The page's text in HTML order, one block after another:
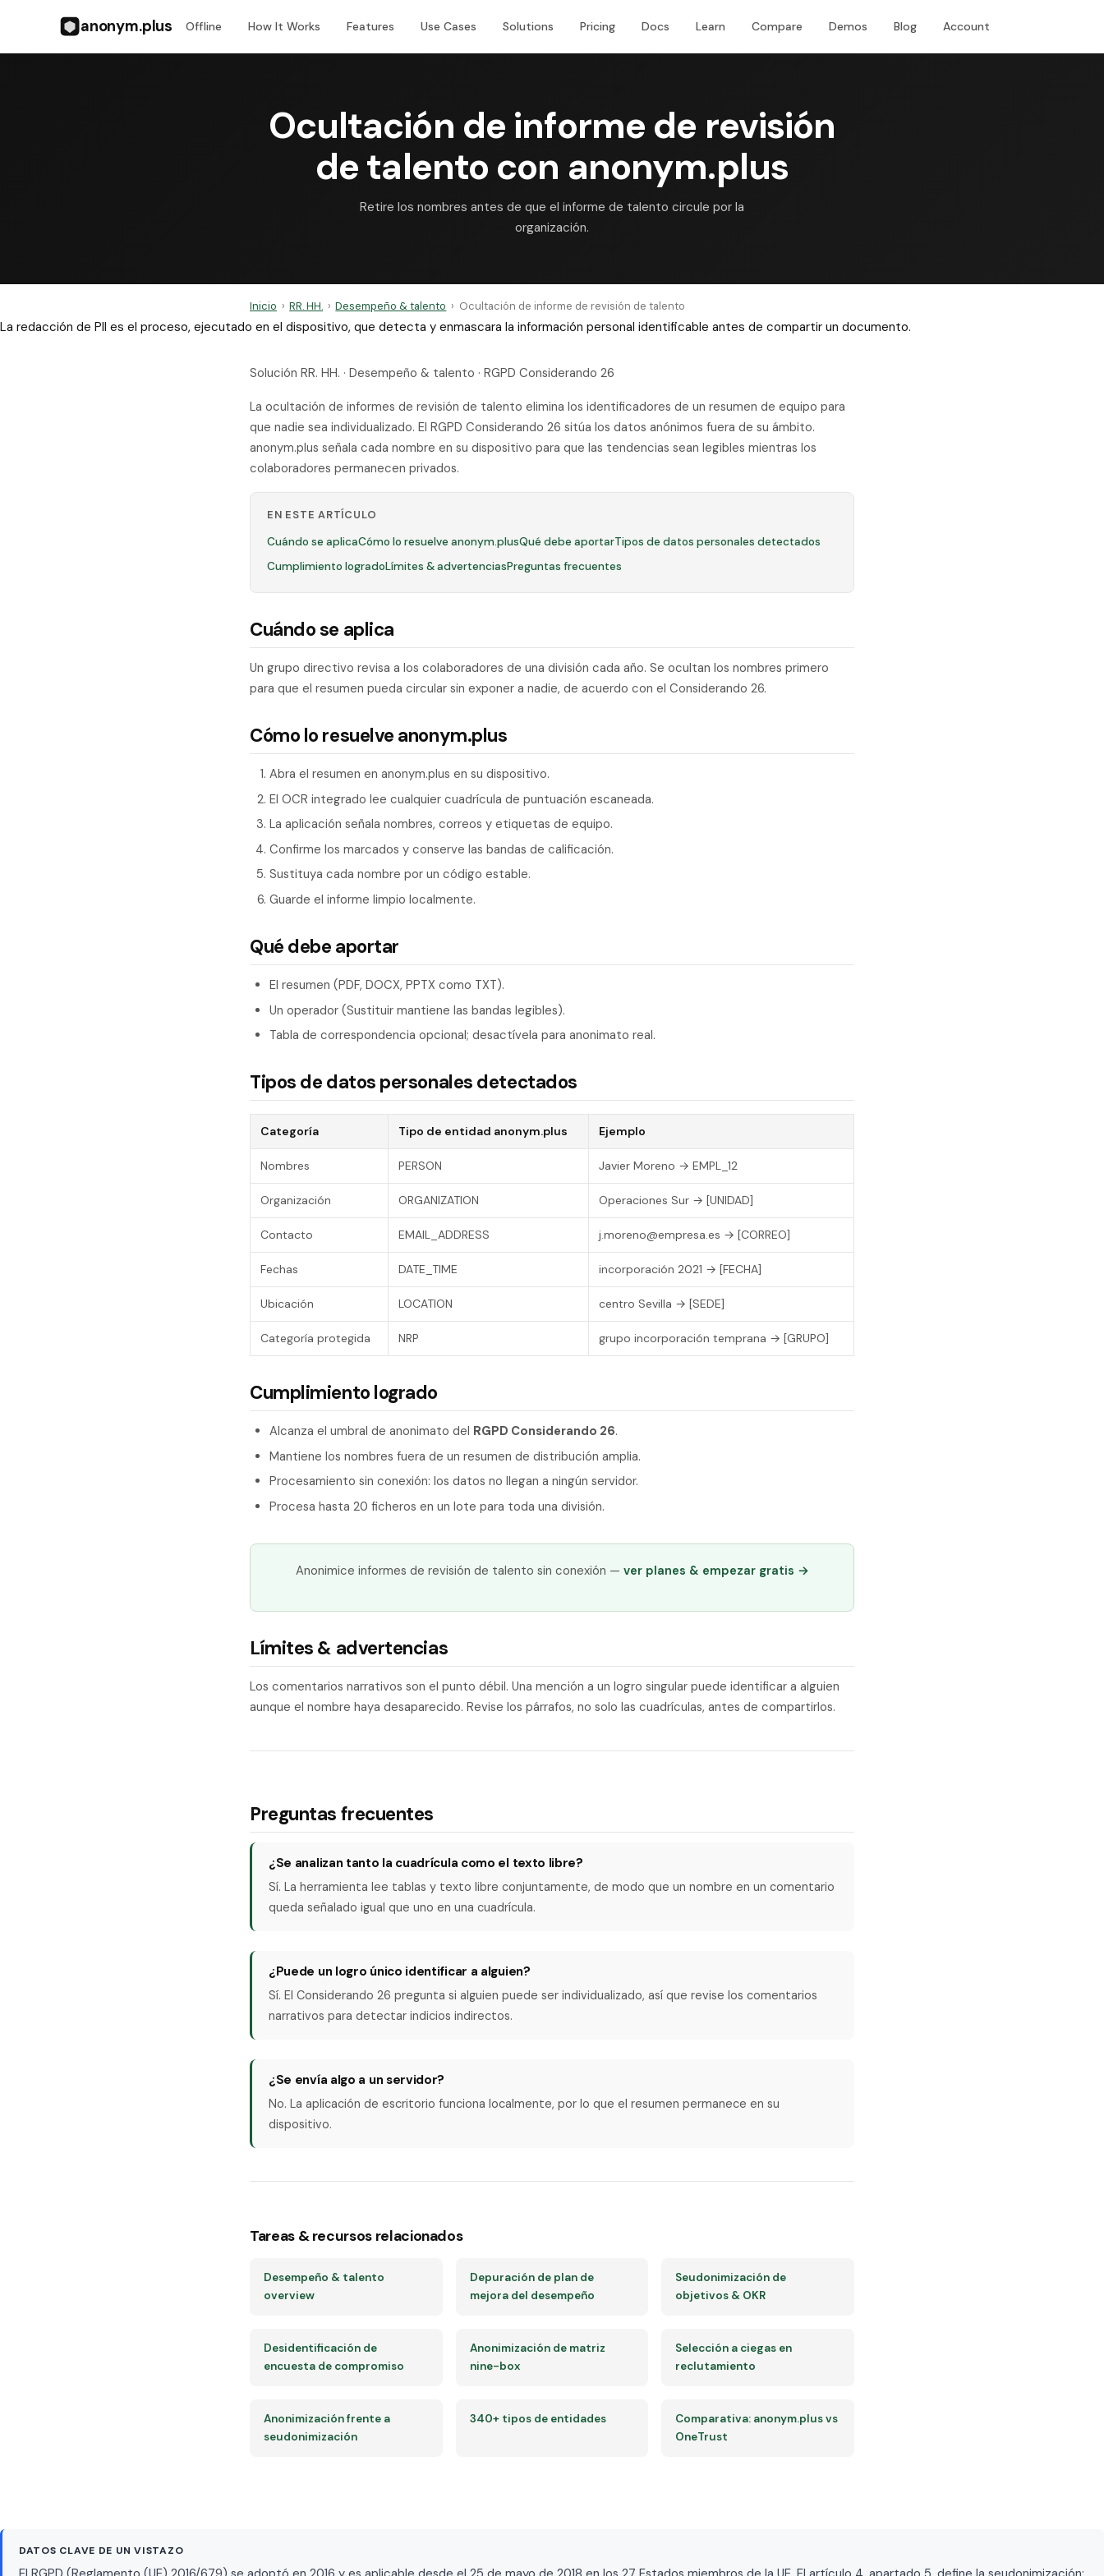
anonym.plus Offline How It Works Features Use Cases Solutions Pricing Docs Learn Compare Demos Blog Account
Ocultación de informe de revisión
de talento con anonym.plus
Retire los nombres antes de que el informe de talento circule por la
organización.
Inicio › RR. HH. › Desempeño & talento › Ocultación de informe de revisión de talento
La redacción de PII es el proceso, ejecutado en el dispositivo, que detecta y enmascara la información personal identificable antes de compartir un documento.
Solución RR. HH. · Desempeño & talento · RGPD Considerando 26
La ocultación de informes de revisión de talento elimina los identificadores de un resumen de equipo para
que nadie sea individualizado. El RGPD Considerando 26 sitúa los datos anónimos fuera de su ámbito.
anonym.plus señala cada nombre en su dispositivo para que las tendencias sean legibles mientras los
colaboradores permanecen privados.
EN ESTE ARTÍCULO
Cuándo se aplicaCómo lo resuelve anonym.plusQué debe aportarTipos de datos personales detectados
Cumplimiento logradoLímites & advertenciasPreguntas frecuentes
Cuándo se aplica
Un grupo directivo revisa a los colaboradores de una división cada año. Se ocultan los nombres primero
para que el resumen pueda circular sin exponer a nadie, de acuerdo con el Considerando 26.
Cómo lo resuelve anonym.plus
Abra el resumen en anonym.plus en su dispositivo.
El OCR integrado lee cualquier cuadrícula de puntuación escaneada.
La aplicación señala nombres, correos y etiquetas de equipo.
Confirme los marcados y conserve las bandas de calificación.
Sustituya cada nombre por un código estable.
Guarde el informe limpio localmente.
Qué debe aportar
El resumen (PDF, DOCX, PPTX como TXT).
Un operador (Sustituir mantiene las bandas legibles).
Tabla de correspondencia opcional; desactívela para anonimato real.
Tipos de datos personales detectados
Categoría Tipo de entidad anonym.plus Ejemplo
Nombres PERSON Javier Moreno → EMPL_12
Organización ORGANIZATION Operaciones Sur → [UNIDAD]
Contacto EMAIL_ADDRESS j.moreno@empresa.es → [CORREO]
Fechas DATE_TIME incorporación 2021 → [FECHA]
Ubicación LOCATION centro Sevilla → [SEDE]
Categoría protegida NRP grupo incorporación temprana → [GRUPO]
Cumplimiento logrado
Alcanza el umbral de anonimato del RGPD Considerando 26.
Mantiene los nombres fuera de un resumen de distribución amplia.
Procesamiento sin conexión: los datos no llegan a ningún servidor.
Procesa hasta 20 ficheros en un lote para toda una división.
Anonimice informes de revisión de talento sin conexión — ver planes & empezar gratis →
Límites & advertencias
Los comentarios narrativos son el punto débil. Una mención a un logro singular puede identificar a alguien
aunque el nombre haya desaparecido. Revise los párrafos, no solo las cuadrículas, antes de compartirlos.
Preguntas frecuentes
¿Se analizan tanto la cuadrícula como el texto libre?
Sí. La herramienta lee tablas y texto libre conjuntamente, de modo que un nombre en un comentario
queda señalado igual que uno en una cuadrícula.
¿Puede un logro único identificar a alguien?
Sí. El Considerando 26 pregunta si alguien puede ser individualizado, así que revise los comentarios
narrativos para detectar indicios indirectos.
¿Se envía algo a un servidor?
No. La aplicación de escritorio funciona localmente, por lo que el resumen permanece en su
dispositivo.
Tareas & recursos relacionados
Desempeño & talento
overview
Depuración de plan de
mejora del desempeño
Seudonimización de
objetivos & OKR
Desidentificación de
encuesta de compromiso
Anonimización de matriz
nine-box
Selección a ciegas en
reclutamiento
Anonimización frente a
seudonimización
340+ tipos de entidades
Comparativa: anonym.plus vs
OneTrust
DATOS CLAVE DE UN VISTAZO